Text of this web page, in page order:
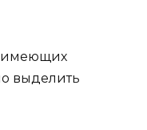
имеющих
выделить